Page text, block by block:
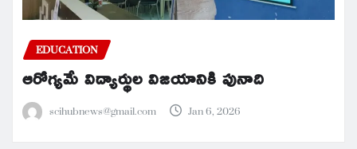
EDUCATION
ఆరోగ్యమే విద్యార్థుల విజయానికి పునాది
scihubnews@gmail.com Jan 6, 2026